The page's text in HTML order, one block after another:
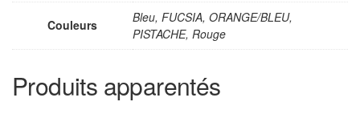
Couleurs
Bleu, FUCSIA, ORANGE/BLEU,
PISTACHE, Rouge
Produits apparentés